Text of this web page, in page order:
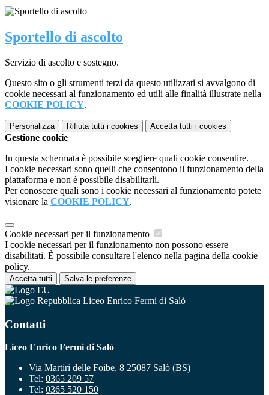
Sportello di ascolto
Servizio di ascolto e sostegno.
Questo sito o gli strumenti terzi da questo utilizzati si avvalgono di
cookie necessari al funzionamento ed utili alle finalità illustrate nella
COOKIE POLICY.
Personalizza Rifiuta tutti i cookies Accetta tutti i cookies
Gestione cookie
In questa schermata è possibile scegliere quali cookie consentire.
I cookie necessari sono quelli che consentono il funzionamento della
piattaforma e non è possibile disabilitarli.
Per conoscere quali sono i cookie necessari al funzionamento potete
visionare la COOKIE POLICY.
Cookie necessari per il funzionamento
I cookie necessari per il funzionamento non possono essere
disabilitati. È possibile consultare l'elenco nella pagina della cookie
policy.
Accetta tutti Salva le preferenze
Liceo Enrico Fermi di Salò
Contatti
Liceo Enrico Fermi di Salò
Via Martiri delle Foibe, 8 25087 Salò (BS)
Tel: 0365 209 57
Tel: 0365 520 150